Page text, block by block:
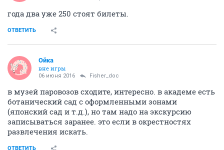
года два уже 250 стоят билеты.
ОТВЕТИТЬ
Ойка
вне игры
06 июня 2016 Fisher_doc
в музей паровозов сходите, интересно. в академе есть
ботанический сад с оформленными зонами
(японский сад и т.д.), но там надо на экскурсию
записываться заранее. это если в окрестностях
развлечения искать.
ОТВЕТИТЬ